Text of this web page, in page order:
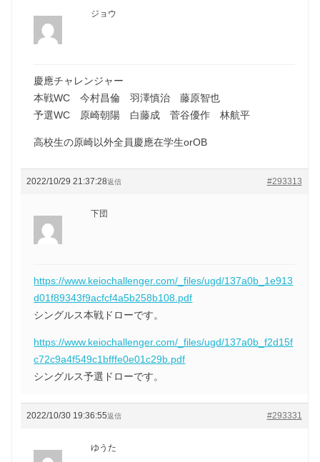
ジョウ
慶應チャレンジャー
本戦WC 今村昌倫 羽澤慎治 藤原智也
予選WC 原崎朝陽 白藤成 菅谷優作 林航平
高校生の原崎以外全員慶應在学生orOB
2022/10/29 21:37:28 #293313
返信
下団
https://www.keiochallenger.com/_files/ugd/137a0b_1e913
d01f89343f9acfcf4a5b258b108.pdf
シングルス本戦ドローです。
https://www.keiochallenger.com/_files/ugd/137a0b_f2d15f
c72c9a4f549c1bfffe0e01c29b.pdf
シングルス予選ドローです。
2022/10/30 19:36:55 #293331
返信
ゆうた